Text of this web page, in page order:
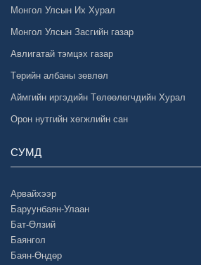
Монгол Улсын Их Хурал
Монгол Улсын Засгийн газар
Авлигатай тэмцэх газар
Төрийн албаны зөвлөл
Аймгийн иргэдийн Төлөөлөгчдийн Хурал
Орон нутгийн хөгжлийн сан
СУМД
Арвайхээр
Баруунбаян-Улаан
Бат-Өлзий
Баянгол
Баян-Өндөр